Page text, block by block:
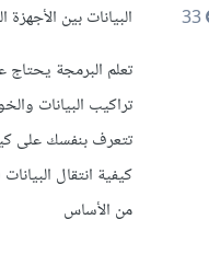
البيانات بين
تعلم البرمجة يحتاج
تراكيب البيانات
تتعرف بنفسك على
من الأساس